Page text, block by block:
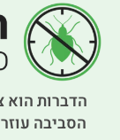
הדברות הוא
הסביבה